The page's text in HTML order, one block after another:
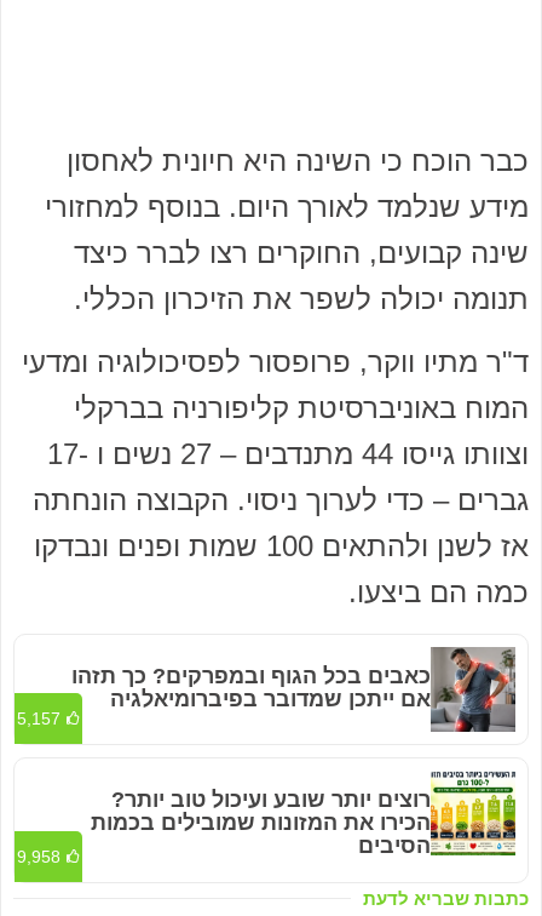
כבר הוכח כי השינה היא חיונית לאחסון
מידע שנלמד לאורך היום. בנוסף למחזורי
שינה קבועים, החוקרים רצו לברר כיצד
תנומה יכולה לשפר את הזיכרון הכללי.
ד"ר מתיו ווקר, פרופסור לפסיכולוגיה ומדעי
המוח באוניברסיטת קליפורניה בברקלי
וצוותו גייסו 44 מתנדבים – 27 נשים ו -17
גברים – כדי לערוך ניסוי. הקבוצה הונחתה
אז לשנן ולהתאים 100 שמות ופנים ונבדקו
כמה הם ביצעו.
כתבות שבריא לדעת
כאבים בכל הגוף ובמפרקים? כך תזהו
אם ייתכן שמדובר בפיברומיאלגיה
5,157
רוצים יותר שובע ועיכול טוב יותר?
הכירו את המזונות שמובילים בכמות
הסיבים
9,958